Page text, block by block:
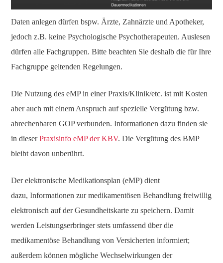
Daten anlegen dürfen bspw. Ärzte, Zahnärzte und Apotheker,
jedoch z.B. keine Psychologische Psychotherapeuten. Auslesen
dürfen alle Fachgruppen. Bitte beachten Sie deshalb die für Ihre
Fachgruppe geltenden Regelungen.
Die Nutzung des eMP in einer Praxis/Klinik/etc. ist mit Kosten
aber auch mit einem Anspruch auf spezielle Vergütung bzw.
abrechenbaren GOP verbunden. Informationen dazu finden sie
in dieserPraxisinfo eMP der KBV. Die Vergütung des BMP
bleibt davon unberührt.
Der elektronische Medikationsplan (eMP) dient
dazu, Informationen zur medikamentösen Behandlung freiwillig
elektronisch auf der Gesundheitskarte zu speichern. Damit
werden Leistungserbringer stets umfassend über die
medikamentöse Behandlung von Versicherten informiert;
außerdem können mögliche Wechselwirkungen der